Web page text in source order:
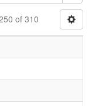
of 310